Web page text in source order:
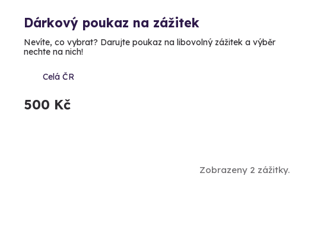
Dárkový poukaz na zážitek
Nevíte, co vybrat? Darujte poukaz na libovolný zážitek a výběr
nechte na nich!
Celá ČR
500 Kč
Zobrazeny 2 zážitky.